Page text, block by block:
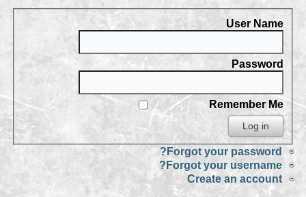
User Name
Password
Remember Me
Forgot your password?
Forgot your username?
Create an account